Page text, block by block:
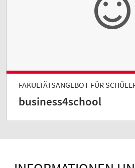
FAKULTÄTSANGEBOT FÜR
business4school